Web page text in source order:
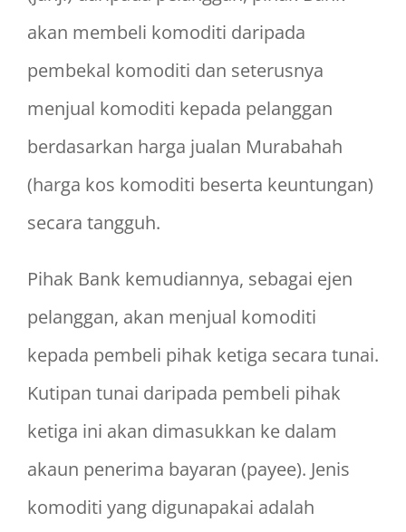
akan membeli komoditi daripada
pembekal komoditi dan seterusnya
menjual komoditi kepada pelanggan
berdasarkan harga jualan Murabahah
(harga kos komoditi beserta keuntungan)
secara tangguh.
Pihak Bank kemudiannya, sebagai ejen
pelanggan, akan menjual komoditi
kepada pembeli pihak ketiga secara tunai.
Kutipan tunai daripada pembeli pihak
ketiga ini akan dimasukkan ke dalam
akaun penerima bayaran (payee). Jenis
komoditi yang digunapakai adalah